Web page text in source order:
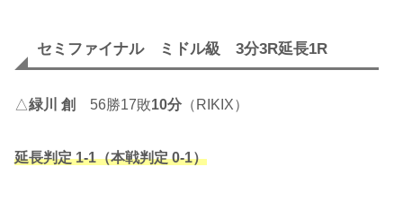
セミファイナル ミドル級 3分3R延長1R
△緑川 創 56勝17敗10分 （RIKIX）
延長判定 1-1（本戦判定 0-1）